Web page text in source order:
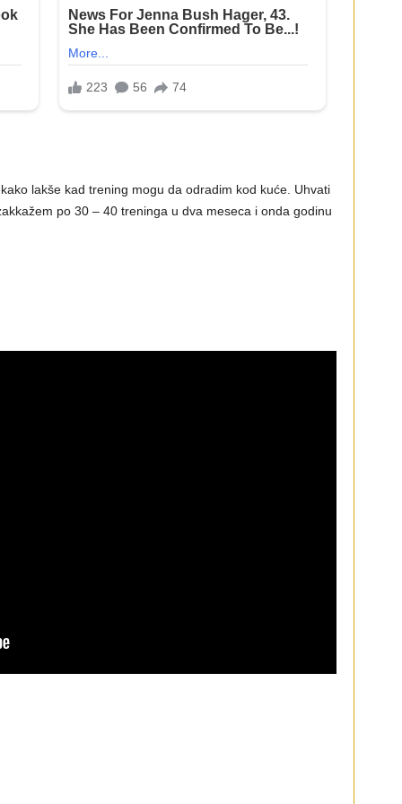
lakše kad trening mogu da odradim kod kuće. Uhvati
po 30 – 40 treninga u dva meseca i onda godinu